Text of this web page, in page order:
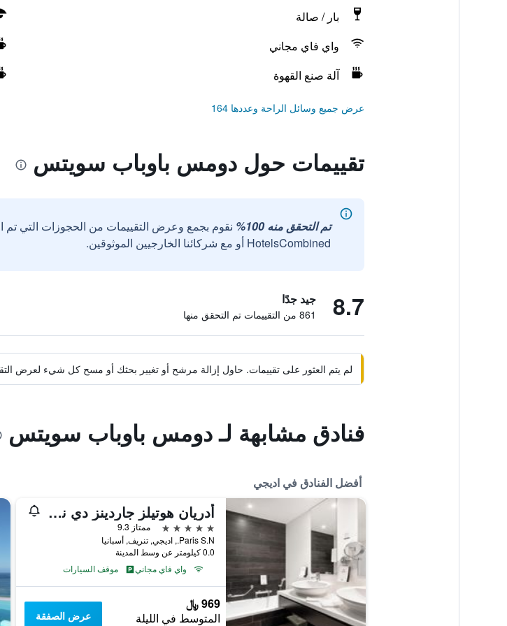
بار / صالة
واي فاي مجاني
آلة صنع القهوة
عرض جميع وسائل الراحة وعددها 164
تقييمات حول دومس باوباب سويتس
تم التحقق منه 100%
نقوم بجمع وعرض التقييمات من الحجوزات التي
HotelsCombined أو مع شركائنا الخارجيين الموثوقين.
8.7 جيد جدًا
861 من التقييمات تم التحقق منها
لم يتم العثور على تقييمات. حاول إزالة مرشح أو تغيير بحثك أو مسح كل شيء لعرض
فنادق مشابهة لـ دومس باوباب سويتس
أفضل الفنادق في اديجي
أدريان هوتيلز جاردينز دي نيفاريا
5 نجوم
ممتاز 9.3
Paris S.N., اديجي, تنريف, أسبانيا
0.0 كيلومتر عن وسط المدينة
واي فاي مجاني
موقف السيارات
969 ﷼
المتوسط في الليلة عرض الصفقة